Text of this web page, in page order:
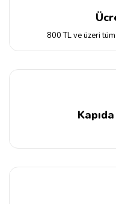
800 TL ve üzeri